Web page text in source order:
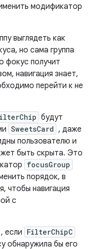
модификатор
выглядеть как
но сама группа
фокус получит
навигация знает,
перейти к не
будут
SweetsCard , даже
пользователю и
быть скрыта. Это
focusGroup
порядок, в
чтобы навигация
с
, если FilterChipC
обнаружила бы его